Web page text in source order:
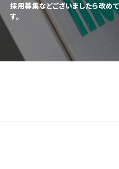
採用募集などございましたら改め
す。